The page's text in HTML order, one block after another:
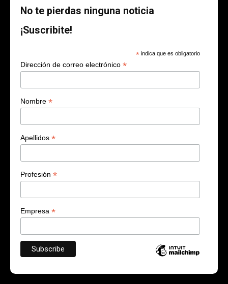
No te pierdas ninguna noticia
¡Suscribite!
* indica que es obligatorio
Dirección de correo electrónico *
Nombre *
Apellidos *
Profesión *
Empresa *